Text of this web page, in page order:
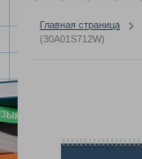
Главная страница
(30A01S712W)